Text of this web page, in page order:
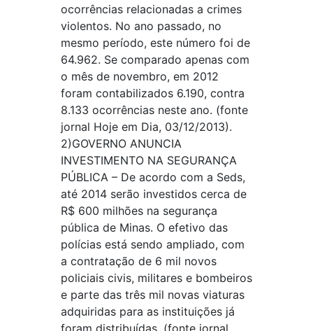
ocorrências relacionadas a crimes
violentos. No ano passado, no
mesmo período, este número foi de
64.962. Se comparado apenas com
o mês de novembro, em 2012
foram contabilizados 6.190, contra
8.133 ocorrências neste ano. (fonte
jornal Hoje em Dia, 03/12/2013).
2)GOVERNO ANUNCIA
INVESTIMENTO NA SEGURANÇA
PÚBLICA – De acordo com a Seds,
até 2014 serão investidos cerca de
R$ 600 milhões na segurança
pública de Minas. O efetivo das
polícias está sendo ampliado, com
a contratação de 6 mil novos
policiais civis, militares e bombeiros
e parte das três mil novas viaturas
adquiridas para as instituições já
foram distribuídas. (fonte jornal